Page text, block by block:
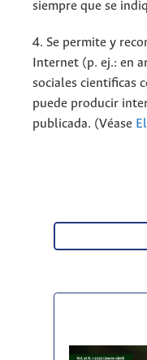
siempre que se
4. Se permite y
Internet (p. ej.: en
sociales cientificas
puede producir
publicada. (Véase